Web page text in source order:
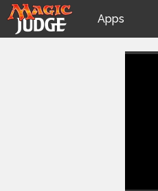
Apps
JudgeAppsSkip